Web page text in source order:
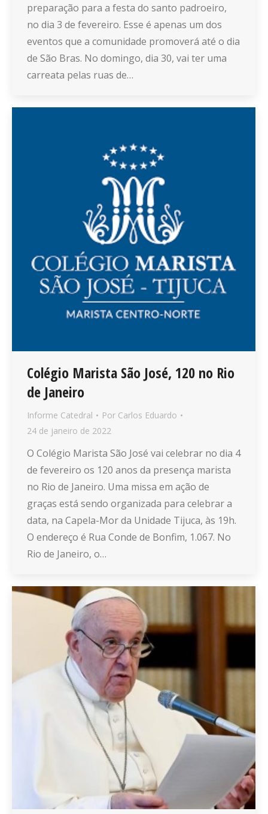
preparação para a festa do santo padroeiro,
no dia 3 de fevereiro. Esse é apenas um dos
eventos que a comunidade promoverá até o dia
de São Bras. No domingo, dia 30, vai ter uma
carreata pelas ruas de…
Colégio Marista São José, 120 no Rio
de Janeiro
Informe Catedral Por Carlos Eduardo
24 de janeiro de 2022
O Colégio Marista São José vai celebrar no dia 4
de fevereiro os 120 anos da presença marista
no Rio de Janeiro. Uma missa em ação de
graças está sendo organizada para celebrar a
data, na Capela-Mor da Unidade Tijuca, às 19h.
O endereço é Rua Conde de Bonfim, 1.067. No
Rio de Janeiro, o…